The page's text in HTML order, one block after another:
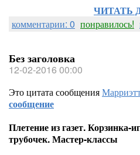
ЧИТАТЬ
комментарии: 0 понравилось!
Без заголовка
12-02-2016 00:00
Это цитата сообщения
сообщение
Плетение из газет. Корзинка-
трубочек. Мастер-классы